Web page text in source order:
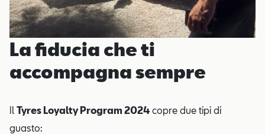
La fiducia che ti
accompagna sempre
Il Tyres Loyalty Program 2024 copre due tipi di
guasto: